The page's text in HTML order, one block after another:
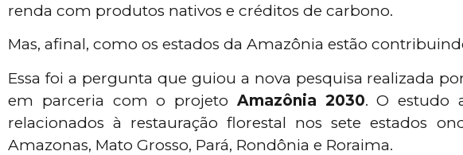
renda com produtos nativos e créditos de carbono.
Mas, afinal, como os estados da Amazônia estão
Essa foi a pergunta que guiou a nova pesquisa realizada
em parceria com o projeto Amazônia 2030. O estudo
relacionados à restauração florestal nos sete estados
Amazonas, Mato Grosso, Pará, Rondônia e Roraima.